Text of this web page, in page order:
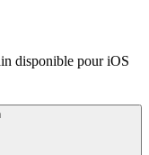
disponible pour iOS